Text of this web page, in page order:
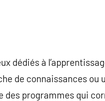
dédiés à
de connaissances ou
programmes qui